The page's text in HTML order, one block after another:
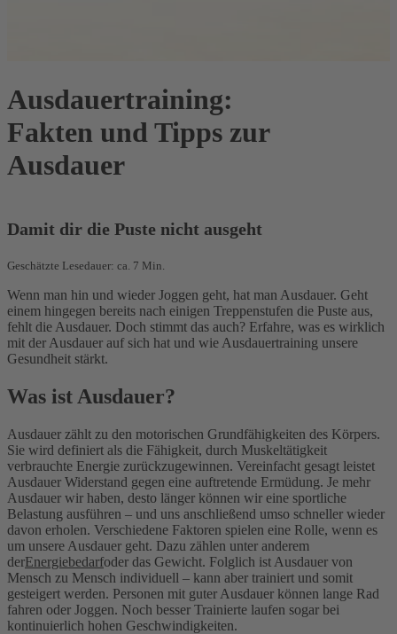
Ausdauertraining:
Fakten und Tipps zur
Ausdauer
Damit dir die Puste nicht ausgeht
Geschätzte Lesedauer: ca. 7 Min.
Wenn man hin und wieder Joggen geht, hat man Ausdauer. Geht
einem hingegen bereits nach einigen Treppenstufen die Puste aus,
fehlt die Ausdauer. Doch stimmt das auch? Erfahre, was es wirklich
mit der Ausdauer auf sich hat und wie Ausdauertraining unsere
Gesundheit stärkt.
Was ist Ausdauer?
Ausdauer zählt zu den motorischen Grundfähigkeiten des Körpers.
Sie wird definiert als die Fähigkeit, durch Muskeltätigkeit
verbrauchte Energie zurückzugewinnen. Vereinfacht gesagt leistet
Ausdauer Widerstand gegen eine auftretende Ermüdung. Je mehr
Ausdauer wir haben, desto länger können wir eine sportliche
Belastung ausführen – und uns anschließend umso schneller wieder
davon erholen. Verschiedene Faktoren spielen eine Rolle, wenn es
um unsere Ausdauer geht. Dazu zählen unter anderem
derEnergiebedarfoder das Gewicht. Folglich ist Ausdauer von
Mensch zu Mensch individuell – kann aber trainiert und somit
gesteigert werden. Personen mit guter Ausdauer können lange Rad
fahren oder Joggen. Noch besser Trainierte laufen sogar bei
kontinuierlich hohen Geschwindigkeiten.